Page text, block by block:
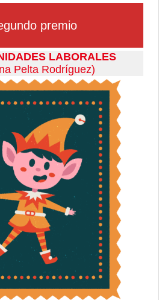
premio
LABORALES
Pelta Rodríguez)